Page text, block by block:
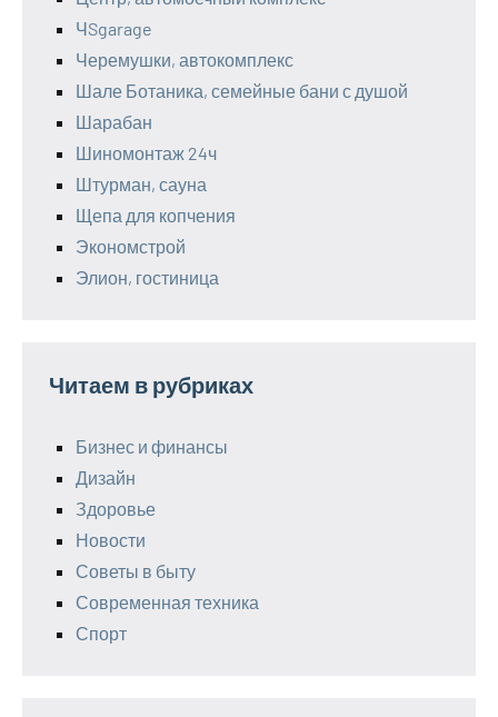
ЧSgarage
Черемушки, автокомплекс
Шале Ботаника, семейные бани с душой
Шарабан
Шиномонтаж 24ч
Штурман, сауна
Щепа для копчения
Экономстрой
Элион, гостиница
Читаем в рубриках
Бизнес и финансы
Дизайн
Здоровье
Новости
Советы в быту
Современная техника
Спорт